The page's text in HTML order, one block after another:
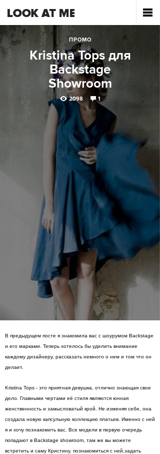
ПРОМО
Kristina Tops для
Backstage
Showroom
2098 1
В предыдущем посте я знакомила вас с шоурумом Backstage
и его марками. Теперь хотелось бы уделить внимание
каждому дизайнеру, рассказать немного о нем и том что он
делает.
Kristina Tops - это приятная девушка, отлично знающая свое
дело. Главными чертами её стиля являются юнная
женственность и замысловатый крой. Не изменяя себе, она
создала новую капсульную коллекцию платьев. Именно с ней
я и хочу познакомить вас. Все модели в первую очередь
попадают в Backstage showroom, там же вы можете
встретить и саму Кристину, познакомиться с ней,задать